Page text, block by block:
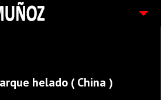
helado ( China )